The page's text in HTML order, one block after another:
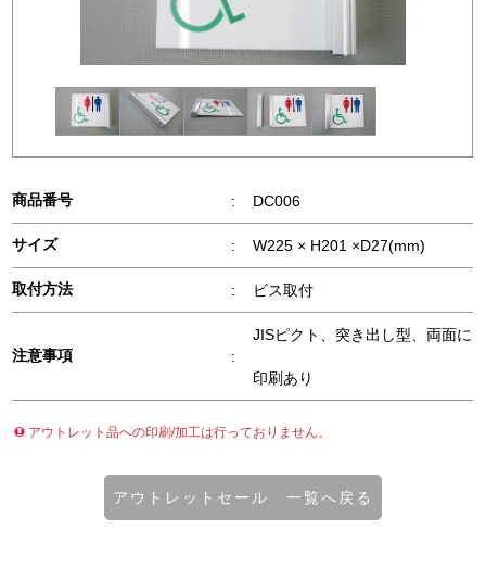
商品番号 : DC006
サイズ : W225 × H201 ×D27(mm)
取付方法 : ビス取付
注意事項 :
JISピクト、突き出し型、両面に
印刷あり
アウトレット品への印刷/加工は行っておりません。
アウトレットセール 一覧へ戻る